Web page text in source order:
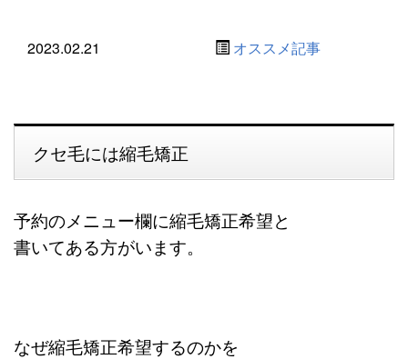
2023.02.21 オススメ記事
クセ毛には縮毛矯正
予約のメニュー欄に縮毛矯正希望と
書いてある方がいます。
なぜ縮毛矯正希望するのかを